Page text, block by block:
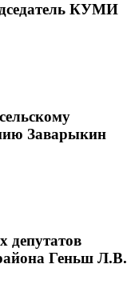
КУМИ
Заварыкин
депутатов
Геньш Л.В.